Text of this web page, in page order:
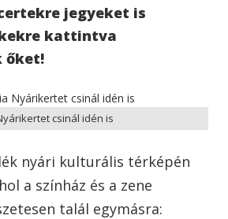
jegyeket is
kattintva
őket!
csinál idén is
nyári kulturális térképén
a színház és a zene
talál egymásra: